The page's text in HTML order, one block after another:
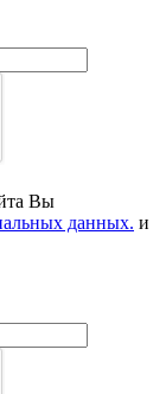
Вы
данных. и